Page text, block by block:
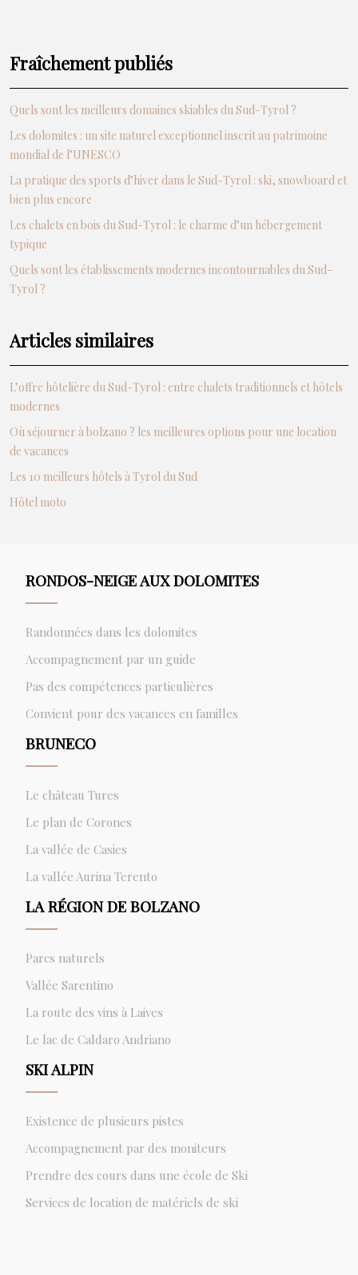
Fraîchement publiés
Quels sont les meilleurs domaines skiables du Sud-Tyrol ?
Les dolomites : un site naturel exceptionnel inscrit au patrimoine
mondial de l’UNESCO
La pratique des sports d’hiver dans le Sud-Tyrol : ski, snowboard et
bien plus encore
Les chalets en bois du Sud-Tyrol : le charme d’un hébergement
typique
Quels sont les établissements modernes incontournables du Sud-
Tyrol ?
Articles similaires
L’offre hôtelière du Sud-Tyrol : entre chalets traditionnels et hôtels
modernes
Où séjourner à bolzano ? les meilleures options pour une location
de vacances
Les 10 meilleurs hôtels à Tyrol du Sud
Hôtel moto
RONDOS-NEIGE AUX DOLOMITES
Randonnées dans les dolomites
Accompagnement par un guide
Pas des compétences particulières
Convient pour des vacances en familles
BRUNECO
Le château Tures
Le plan de Corones
La vallée de Casies
La vallée Aurina Terento
LA RÉGION DE BOLZANO
Parcs naturels
Vallée Sarentino
La route des vins à Laives
Le lac de Caldaro Andriano
SKI ALPIN
Existence de plusieurs pistes
Accompagnement par des moniteurs
Prendre des cours dans une école de Ski
Services de location de matériels de ski